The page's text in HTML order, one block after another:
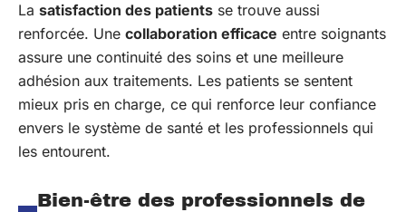
La satisfaction des patients se trouve aussi
renforcée. Une collaboration efficace entre soignants
assure une continuité des soins et une meilleure
adhésion aux traitements. Les patients se sentent
mieux pris en charge, ce qui renforce leur confiance
envers le système de santé et les professionnels qui
les entourent.
Bien-être des professionnels de